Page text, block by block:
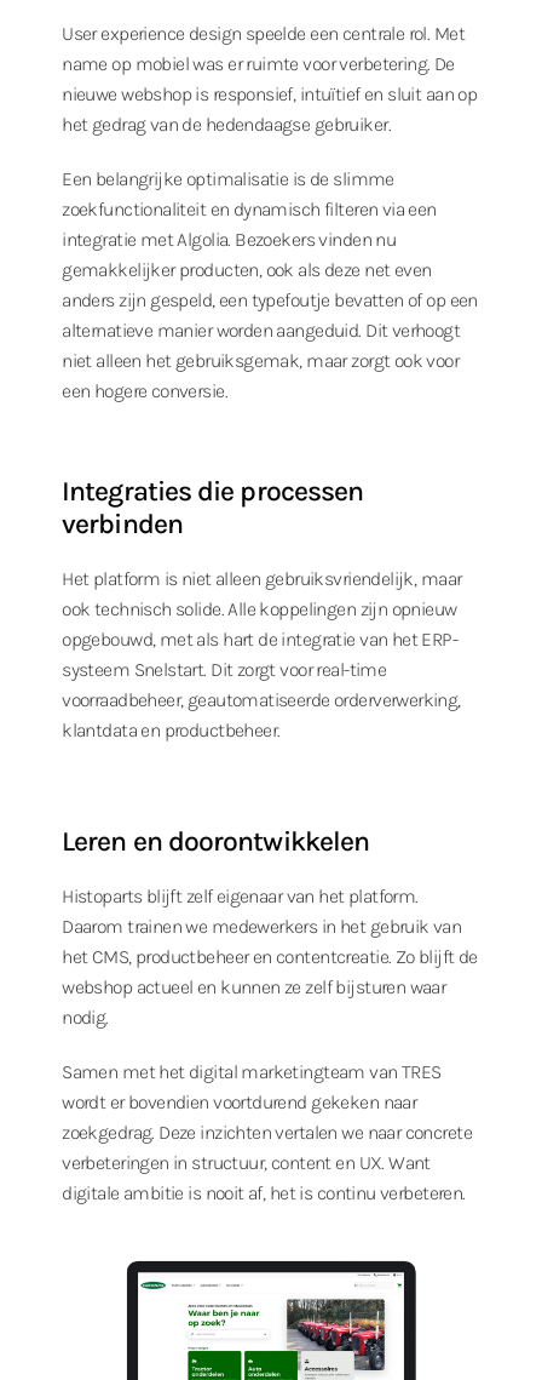
User experience design speelde een centrale rol. Met
name op mobiel was er ruimte voor verbetering. De
nieuwe webshop is responsief, intuïtief en sluit aan op
het gedrag van de hedendaagse gebruiker.
Een belangrijke optimalisatie is de slimme
zoekfunctionaliteit en dynamisch filteren via een
integratie met Algolia. Bezoekers vinden nu
gemakkelijker producten, ook als deze net even
anders zijn gespeld, een typefoutje bevatten of op een
alternatieve manier worden aangeduid. Dit verhoogt
niet alleen het gebruiksgemak, maar zorgt ook voor
een hogere conversie.
Integraties die processen
verbinden
Het platform is niet alleen gebruiksvriendelijk, maar
ook technisch solide. Alle koppelingen zijn opnieuw
opgebouwd, met als hart de integratie van het ERP-
systeem Snelstart. Dit zorgt voor real-time
voorraadbeheer, geautomatiseerde orderverwerking,
klantdata en productbeheer.
Leren en doorontwikkelen
Histoparts blijft zelf eigenaar van het platform.
Daarom trainen we medewerkers in het gebruik van
het CMS, productbeheer en contentcreatie. Zo blijft de
webshop actueel en kunnen ze zelf bijsturen waar
nodig.
Samen met het digital marketingteam van TRES
wordt er bovendien voortdurend gekeken naar
zoekgedrag. Deze inzichten vertalen we naar concrete
verbeteringen in structuur, content en UX. Want
digitale ambitie is nooit af, het is continu verbeteren.